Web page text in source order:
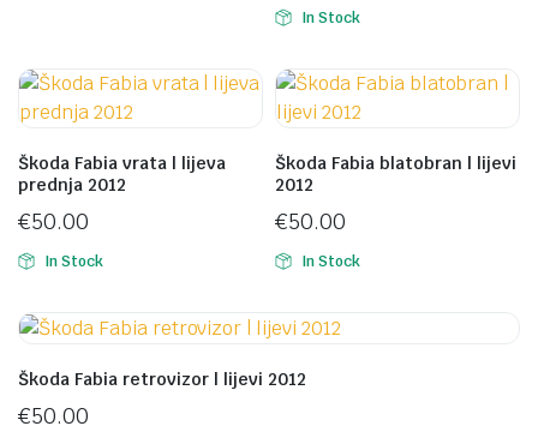
In Stock
Škoda Fabia vrata | lijeva
prednja 2012
€50.00
In Stock
Škoda Fabia blatobran | lijevi
2012
€50.00
In Stock
Škoda Fabia retrovizor | lijevi 2012
€50.00